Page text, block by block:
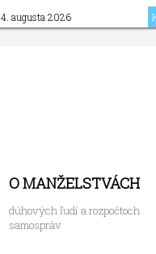
4. augusta 2026
O MANŽELSTVÁCH
dúhových ľudí a rozpočtoch
samospráv